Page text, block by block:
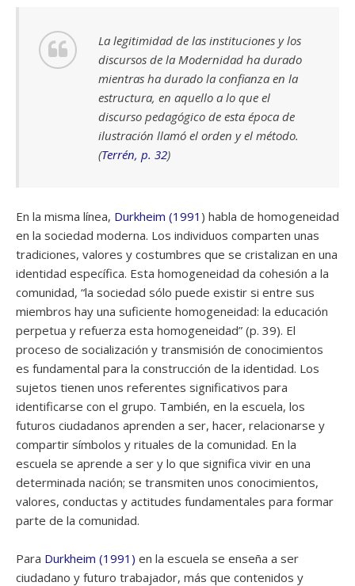
La legitimidad de las instituciones y los
discursos de la Modernidad ha durado
mientras ha durado la confianza en la
estructura, en aquello a lo que el
discurso pedagógico de esta época de
ilustración llamó el orden y el método.
(Terrén, p. 32)
En la misma línea, Durkheim (1991 ) habla de homogeneidad
en la sociedad moderna. Los individuos comparten unas
tradiciones, valores y costumbres que se cristalizan en una
identidad específica. Esta homogeneidad da cohesión a la
comunidad, “la sociedad sólo puede existir si entre sus
miembros hay una suficiente homogeneidad: la educación
perpetua y refuerza esta homogeneidad” (p. 39). El
proceso de socialización y transmisión de conocimientos
es fundamental para la construcción de la identidad. Los
sujetos tienen unos referentes significativos para
identificarse con el grupo. También, en la escuela, los
futuros ciudadanos aprenden a ser, hacer, relacionarse y
compartir símbolos y rituales de la comunidad. En la
escuela se aprende a ser y lo que significa vivir en una
determinada nación; se transmiten unos conocimientos,
valores, conductas y actitudes fundamentales para formar
parte de la comunidad.
Para Durkheim (1991) en la escuela se enseña a ser
ciudadano y futuro trabajador, más que contenidos y